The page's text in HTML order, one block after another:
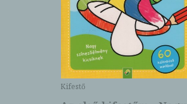
Kifestő